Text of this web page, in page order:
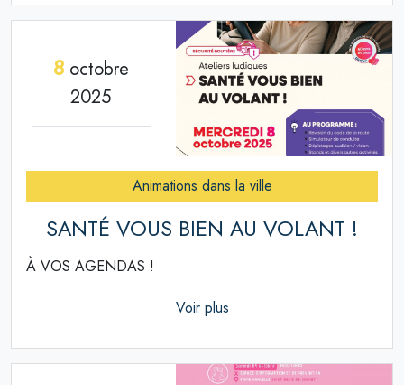
8octobre
2025
Animations dans la ville
SANTÉ VOUS BIEN AU VOLANT !
À VOS AGENDAS !
Voir plus